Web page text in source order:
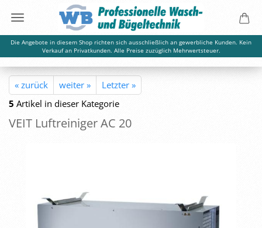
Die Angebote in diesem Shop richten sich ausschließlich an gewerbliche Kunden. Kein
Verkauf an Privatkunden. Alle Preise zuzüglich Mehrwertsteuer.
« zurück weiter »
Letzter »
5 Artikel in dieser Kategorie
VEIT Luft­rei­ni­ger AC 20